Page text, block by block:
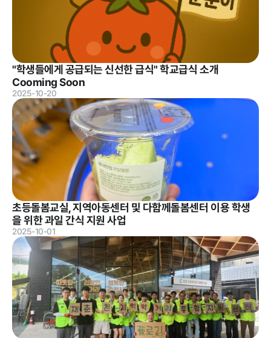
인건비 예산
및 집행현황
기관장 성과
계약 달성정
도
경영평가 결
과
감사결과 조
치요구사항
정보목록
안전보건관리
홍보마당
보도자료 먹거리동향
"학생들에게 공급되는 신선한 급식" 학교급식 소개
Cooming Soon
2025-10-20
초등돌봄교실, 지역아동센터 및 다함께돌봄센터 이용 학생
을 위한 과일 간식 지원 사업
2025-10-01